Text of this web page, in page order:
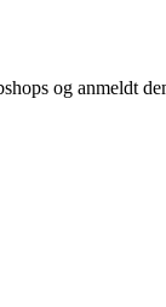
og anmeldt